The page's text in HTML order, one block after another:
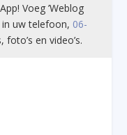
Voeg ’Weblog
uw telefoon, 06-
en video’s.